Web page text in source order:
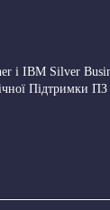
і IBM Silver
Підтримки